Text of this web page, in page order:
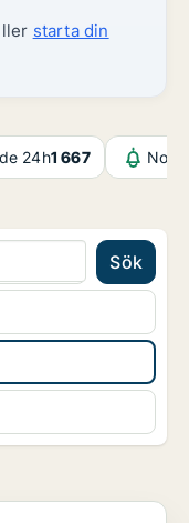
starta din
24h1 667
Sök